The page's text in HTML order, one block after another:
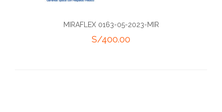
MIRAFLEX 0163-05-2023-MIR
S/400.00